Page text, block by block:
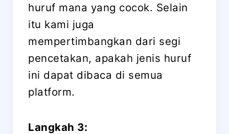
huruf mana yang cocok. Selain
itu kami juga
mempertimbangkan dari segi
pencetakan, apakah jenis huruf
ini dapat dibaca di semua
platform.
Langkah 3: